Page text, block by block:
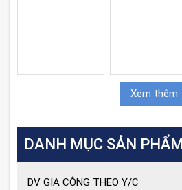
Xem thêm
DANH MỤC SẢN PHẨM
DV GIA CÔNG THEO Y/C